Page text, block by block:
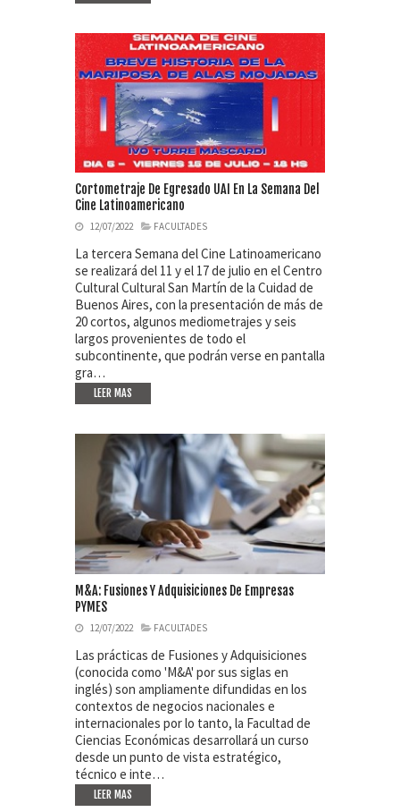
Cortometraje De Egresado UAI En La Semana Del
Cine Latinoamericano
12/07/2022 FACULTADES
La tercera Semana del Cine Latinoamericano
se realizará del 11 y el 17 de julio en el Centro
Cultural Cultural San Martín de la Cuidad de
Buenos Aires, con la presentación de más de
20 cortos, algunos mediometrajes y seis
largos provenientes de todo el
subcontinente, que podrán verse en pantalla
gra…
LEER MAS
M&A: Fusiones Y Adquisiciones De Empresas
PYMES
12/07/2022 FACULTADES
Las prácticas de Fusiones y Adquisiciones
(conocida como 'M&A' por sus siglas en
inglés) son ampliamente difundidas en los
contextos de negocios nacionales e
internacionales por lo tanto, la Facultad de
Ciencias Económicas desarrollará un curso
desde un punto de vista estratégico,
técnico e inte…
LEER MAS